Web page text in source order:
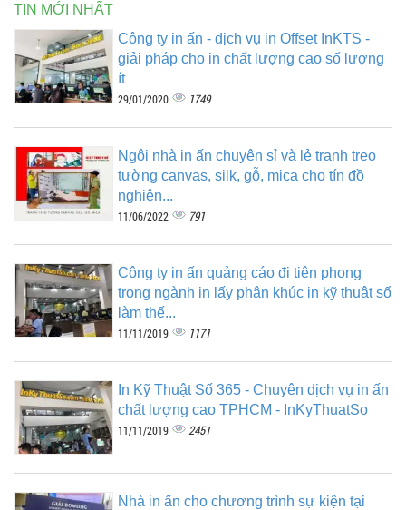
TIN MỚI NHẤT
Công ty in ấn - dịch vụ in Offset InKTS -
giải pháp cho in chất lượng cao số lượng
ít
29/01/2020 1749
Ngôi nhà in ấn chuyên sỉ và lẻ tranh treo
tường canvas, silk, gỗ, mica cho tín đồ
nghiện...
11/06/2022 791
Công ty in ấn quảng cáo đi tiên phong
trong ngành in lấy phân khúc in kỹ thuật số
làm thế...
11/11/2019 1171
In Kỹ Thuật Số 365 - Chuyên dịch vụ in ấn
chất lượng cao TPHCM - InKyThuatSo
11/11/2019 2451
Nhà in ấn cho chương trình sự kiện tại